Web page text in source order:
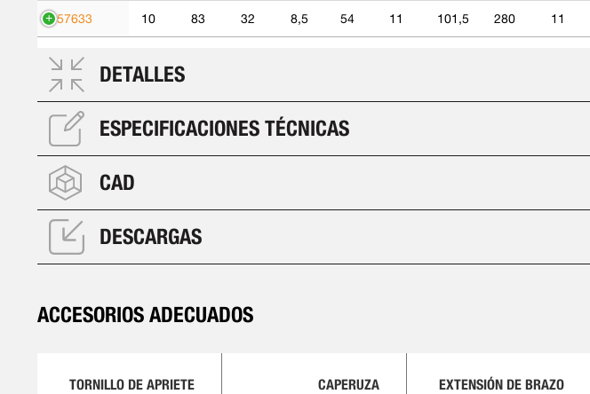
557633 10 83 32 8,5 54 11 101,5 280 11
DETALLES
ESPECIFICACIONES TÉCNICAS
CAD
DESCARGAS
ACCESORIOS ADECUADOS
TORNILLO DE APRIETE
CAPERUZA
EXTENSIÓN DE BRAZO